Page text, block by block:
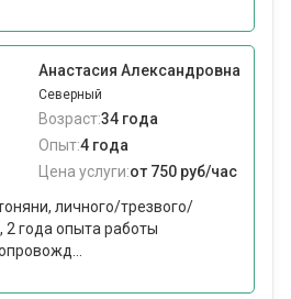
Анастасия Александровна
Северный
Возраст:34 года
Опыт:4 года
Цена услуги:от 750 руб/час
личного/трезвого/
2 года опыта работы